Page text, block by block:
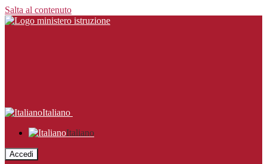
Salta al contenuto
Italiano
Italiano
Accedi